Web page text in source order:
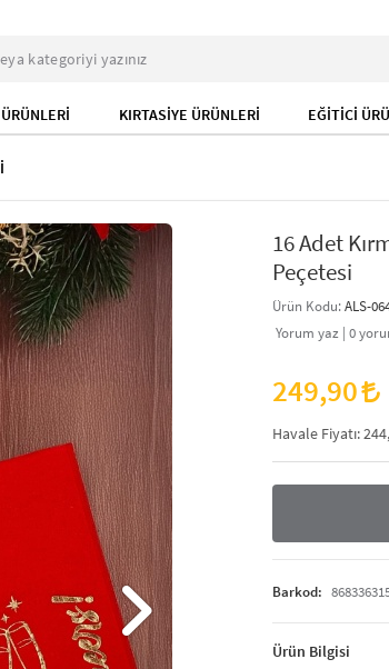
KIRTASİYE ÜRÜNLERİ EĞİTİCİ
16 Adet
Peçetesi
Ürün Kodu:ALS-
Yorum yaz | 0
249,90
Havale Fiyatı:
Barkod:
Ürün Bilgisi